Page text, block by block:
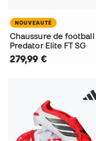
NOUVEAUTÉ
Chaussure de football
Predator Elite FT SG
279,99 €